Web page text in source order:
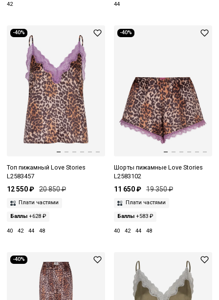
42
44
-40%
Топ пижамный Love Stories
L2583457
12 550 ₽ 20 850 ₽
Плати частями
Баллы +628 ₽
40 42 44 48
-40%
Шорты пижамные Love Stories
L2583102
11 650 ₽ 19 350 ₽
Плати частями
Баллы+583 ₽
40 42 44 48
-40%